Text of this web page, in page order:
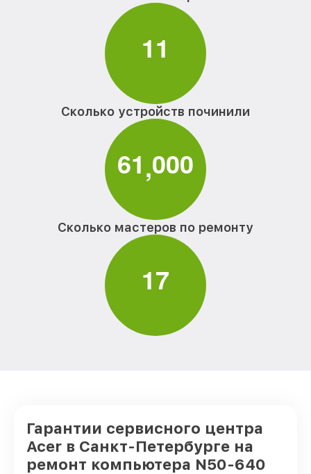
11
Сколько устройств починили
61,000
Сколько мастеров по ремонту
17
Гарантии сервисного центра
Acer в Санкт-Петербурге на
ремонт компьютера N50-640